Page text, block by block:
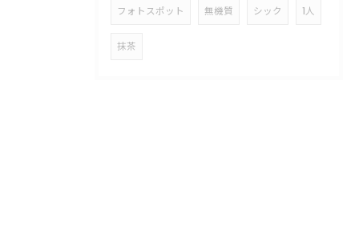
フォトスポット 無機質 シック 1人
抹茶